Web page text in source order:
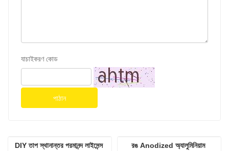
যাচাইকরণ কোড
পাঠান
DIY তাপ স্থানান্তর পরমানন্দ লাইসেন্স
রঙ Anodized অ্যালুমিনিয়াম